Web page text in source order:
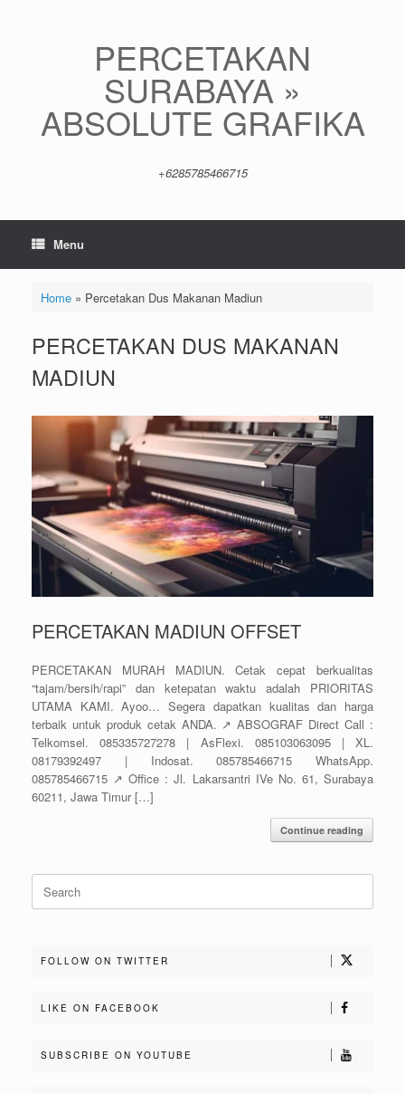
PERCETAKAN
SURABAYA »
ABSOLUTE GRAFIKA
+6285785466715
Menu
Home» Percetakan Dus Makanan Madiun
PERCETAKAN DUS MAKANAN
MADIUN
PERCETAKAN MADIUN OFFSET
PERCETAKAN MURAH MADIUN. Cetak cepat berkualitas
“tajam/bersih/rapi” dan ketepatan waktu adalah PRIORITAS
UTAMA KAMI. Ayoo… Segera dapatkan kualitas dan harga
terbaik untuk produk cetak ANDA. ↗️ ABSOGRAF Direct Call :
Telkomsel. 085335727278 | AsFlexi. 085103063095 | XL.
08179392497 | Indosat. 085785466715 WhatsApp.
085785466715 ↗️ Office : Jl. Lakarsantri IVe No. 61, Surabaya
60211, Jawa Timur […]
Continue reading
Search
for:
FOLLOW ON TWITTER
LIKE ON FACEBOOK
SUBSCRIBE ON YOUTUBE